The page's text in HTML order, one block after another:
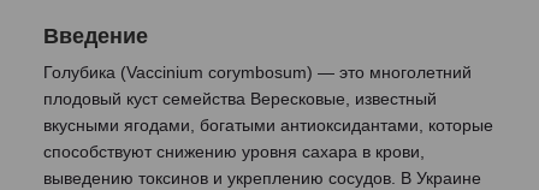
Введение
Голубика (Vaccinium corymbosum) — это многолетний
плодовый куст семейства Вересковые, известный
вкусными ягодами, богатыми антиоксидантами, которые
способствуют снижению уровня сахара в крови,
выведению токсинов и укреплению сосудов. В Украине